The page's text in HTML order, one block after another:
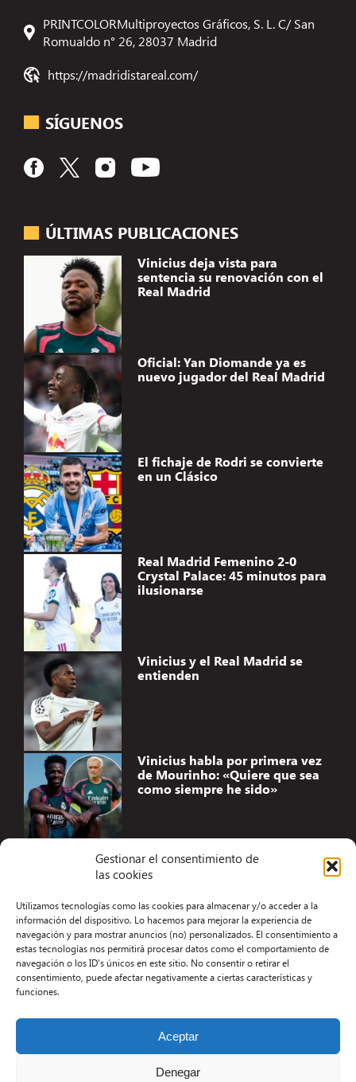
Gestionar el consentimiento de
las cookies
Utilizamos tecnologías como las cookies para almacenar y/o acceder a la
información del dispositivo. Lo hacemos para mejorar la experiencia de
navegación y para mostrar anuncios (no) personalizados. El consentimiento a
estas tecnologías nos permitirá procesar datos como el comportamiento de
navegación o los ID's únicos en este sitio. No consentir o retirar el
consentimiento, puede afectar negativamente a ciertas características y
funciones.
Aceptar
Denegar
ÚLTIMAS PUBLICACIONES
Vinicius deja vista para
sentencia su renovación con el
Real Madrid
Oficial: Yan Diomande ya es
nuevo jugador del Real Madrid
El fichaje de Rodri se convierte
en un Clásico
Real Madrid Femenino 2-0
Crystal Palace: 45 minutos para
ilusionarse
Vinicius y el Real Madrid se
entienden
Vinicius habla por primera vez
de Mourinho: «Quiere que sea
como siempre he sido»
PRINTCOLORMultiproyectos Gráficos, S. L. C/ San
Romualdo n° 26, 28037 Madrid
https://madridistareal.com/
SÍGUENOS
Aviso Legal
Términos y condiciones
Política de privacidad
Contacto
Desarrollo Web por Kiwop